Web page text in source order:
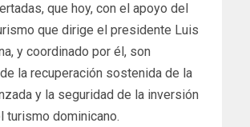
que hoy, con el apoyo del
que dirige el presidente Luis
y coordinado por él, son
la recuperación sostenida de la
y la seguridad de la inversión
turismo dominicano.